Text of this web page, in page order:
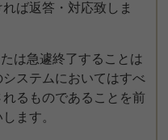
ば返答・対応致しま
は急遽終了することは
ステムにおいてはすべ
るものであることを前
ます。